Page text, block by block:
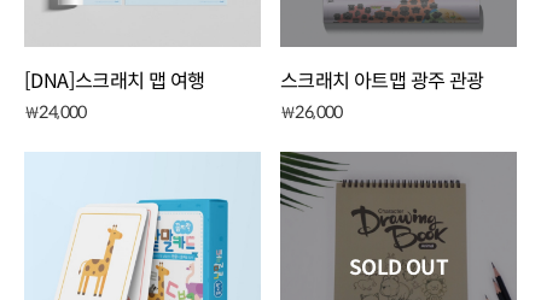
[DNA]스크래치 맵 여행
￦24,000
스크래치 아트맵 광주 관광
￦26,000
SOLD OUT